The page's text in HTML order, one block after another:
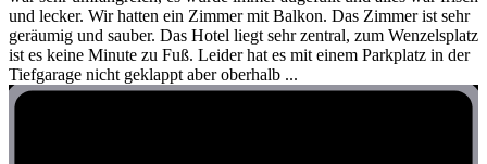
und lecker. Wir hatten ein Zimmer mit Balkon. Das Zimmer ist sehr
geräumig und sauber. Das Hotel liegt sehr zentral, zum Wenzelsplatz
ist es keine Minute zu Fuß. Leider hat es mit einem Parkplatz in der
Tiefgarage nicht geklappt aber oberhalb ...